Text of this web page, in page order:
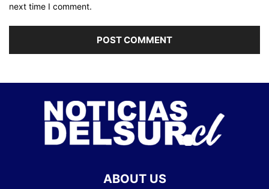
next time I comment.
ABOUT US